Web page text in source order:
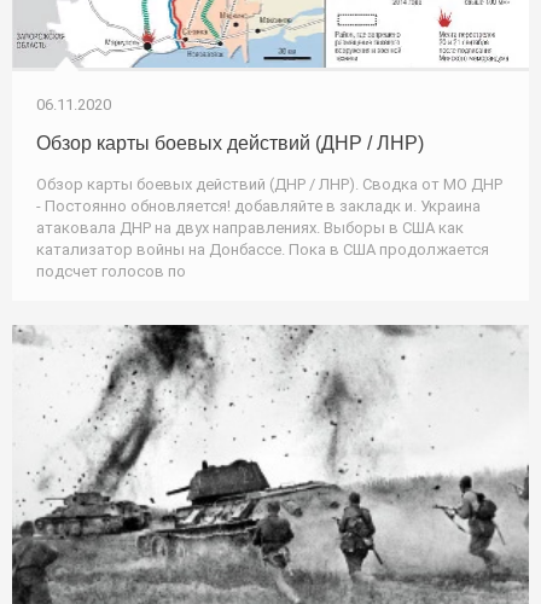
06.11.2020
Обзор карты боевых действий (ДНР / ЛНР)
Обзор карты боевых действий (ДНР / ЛНР). Сводка от МО ДНР
- Постоянно обновляется! добавляйте в закладк и. Украина
атаковала ДНР на двух направлениях. Выборы в США как
катализатор войны на Донбассе. Пока в США продолжается
подсчет голосов по